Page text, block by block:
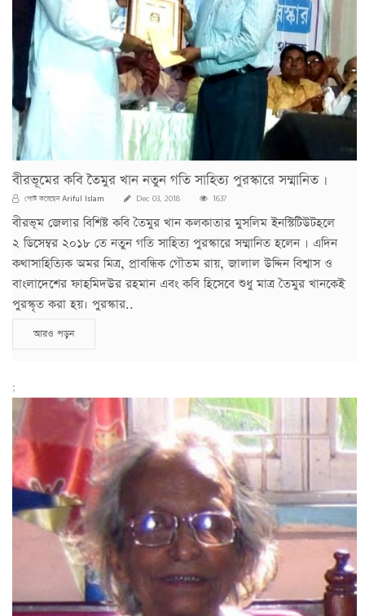
বীরভূমের কবি তৈমুর খান নতুন গতি সাহিত্য পুরস্কারে সম্মানিত ।
পোস্ট করেছেনAriful Islam Dec 03, 2018 1637
বীরভূম জেলার বিশিষ্ট কবি তৈমুর খান কলকাতার মুসলিম ইনস্টিটিউটহলে
২ ডিসেম্বর ২০১৮ তে নতুন গতি সাহিত্য পুরস্কারে সম্মানিত হলেন । এদিন
কথাসাহিত্যিক অমর মিত্র, প্রাবন্ধিক গৌতম রায়, জালাল উদ্দিন বিশ্বাস ও
বাংলাদেশের ফাহমিদউর রহমান এবং কবি হিসেবে শুধু মাত্র তৈমুর খানকেই
পুরস্কৃত করা হয়। পুরস্কার..
আরও পড়ুন
;